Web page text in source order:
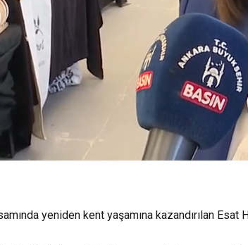
yeniden kent yaşamına kazandırılan Esat